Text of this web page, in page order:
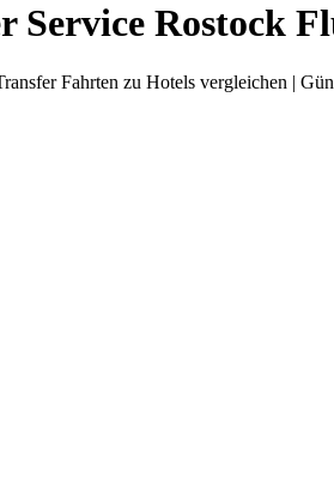
Service Rostock
Fahrten zu Hotels vergleichen |